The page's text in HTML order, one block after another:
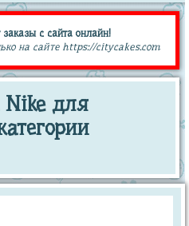
с сайта онлайн!
на сайте https://citycakes.com
Nike для